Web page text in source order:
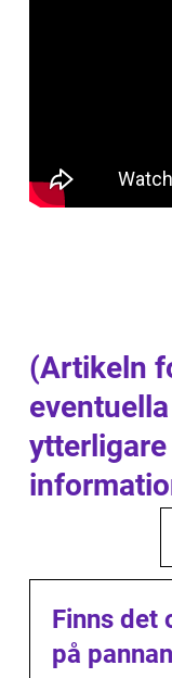
(Artikeln
Finns det
på